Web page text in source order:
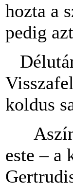
hozta a
pedig
koldus
este – a